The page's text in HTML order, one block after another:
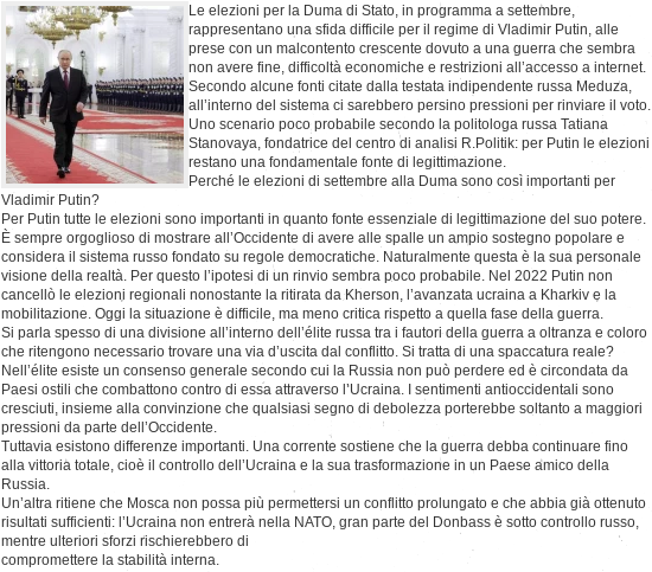
Le elezioni per la Duma di Stato, in programma a settembre,
rappresentano una sfida difficile per il regime di Vladimir Putin, alle
prese con un malcontento crescente dovuto a una guerra che sembra
non avere fine, difficoltà economiche e restrizioni all’accesso a internet.
Secondo alcune fonti citate dalla testata indipendente russa Meduza,
all’interno del sistema ci sarebbero persino pressioni per rinviare il voto.
Uno scenario poco probabile secondo la politologa russa Tatiana
Stanovaya, fondatrice del centro di analisi R.Politik: per Putin le elezioni
restano una fondamentale fonte di legittimazione.
Perché le elezioni di settembre alla Duma sono così importanti per
Vladimir Putin?
Per Putin tutte le elezioni sono importanti in quanto fonte essenziale di legittimazione del suo potere.
È sempre orgoglioso di mostrare all’Occidente di avere alle spalle un ampio sostegno popolare e
considera il sistema russo fondato su regole democratiche. Naturalmente questa è la sua personale
visione della realtà. Per questo l’ipotesi di un rinvio sembra poco probabile. Nel 2022 Putin non
cancellò le elezioni regionali nonostante la ritirata da Kherson, l’avanzata ucraina a Kharkiv e la
mobilitazione. Oggi la situazione è difficile, ma meno critica rispetto a quella fase della guerra.
Si parla spesso di una divisione all’interno dell’élite russa tra i fautori della guerra a oltranza e coloro
che ritengono necessario trovare una via d’uscita dal conflitto. Si tratta di una spaccatura reale?
Nell’élite esiste un consenso generale secondo cui la Russia non può perdere ed è circondata da
Paesi ostili che combattono contro di essa attraverso l’Ucraina. I sentimenti antioccidentali sono
cresciuti, insieme alla convinzione che qualsiasi segno di debolezza porterebbe soltanto a maggiori
pressioni da parte dell’Occidente.
Tuttavia esistono differenze importanti. Una corrente sostiene che la guerra debba continuare fino
alla vittoria totale, cioè il controllo dell’Ucraina e la sua trasformazione in un Paese amico della
Russia.
Un’altra ritiene che Mosca non possa più permettersi un conflitto prolungato e che abbia già ottenuto
risultati sufficienti: l’Ucraina non entrerà nella NATO, gran parte del Donbass è sotto controllo russo,
mentre ulteriori sforzi rischierebbero di
compromettere la stabilità interna.